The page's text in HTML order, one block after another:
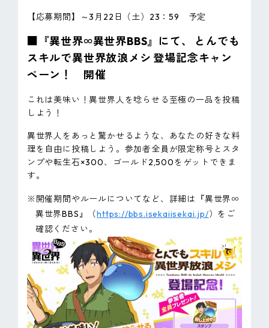
【応募期間】～3月22日（土）23：59 予定
■『異世界∞異世界BBS』にて、 とんでも
スキルで異世界放浪メシ 登場記念キャン
ペーン！ 開催
これは美味い！異世界人を唸らせる至極の一品を投稿
しよう！
異世界人をあっと驚かせるような、あなたの好きな料
理を自由に投稿しよう。参加者全員が限定称号とスタ
ンプや転生石×300、ゴールド2,500をゲットできま
す。
※開催期間やルールについてなど、詳細は『異世界∞
異世界BBS』（https://bbs.isekaiisekai.jp/）をご
確認ください。